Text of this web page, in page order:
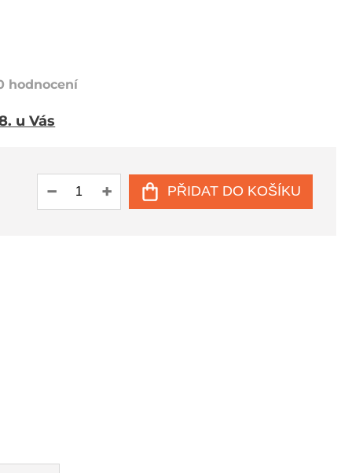
hodnocení
u Vás
PŘIDAT DO KOŠÍKU